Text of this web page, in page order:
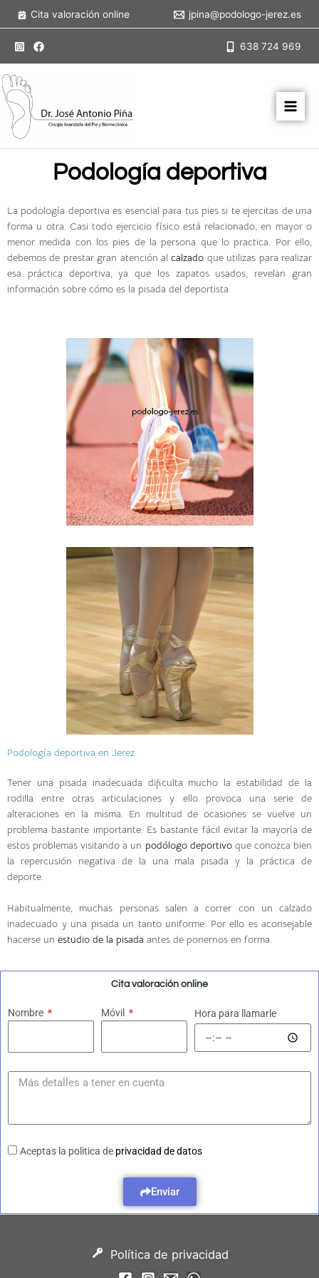
Cita valoración online jpina@podologo-jerez.es
638 724 969
Podología deportiva
La podología deportiva es esencial para tus pies si te ejercitas de una
forma u otra. Casi todo ejercicio físico está relacionado, en mayor o
menor medida con los pies de la persona que lo practica. Por ello,
debemos de prestar gran atención alcalzado que utilizas para realizar
esa práctica deportiva, ya que los zapatos usados, revelan gran
información sobre cómo es la pisada del deportista.
Podología deportiva en Jerez
Tener una pisada inadecuada dificulta mucho la estabilidad de la
rodilla entre otras articulaciones y ello provoca una serie de
alteraciones en la misma. En multitud de ocasiones se vuelve un
problema bastante importante. Es bastante fácil evitar la mayoría de
estos problemas visitando a un podólogo deportivoque conozca bien
la repercusión negativa de la una mala pisada y la práctica de
deporte.
Habitualmente, muchas personas salen a correr con un calzado
inadecuado y una pisada un tanto uniforme. Por ello es aconsejable
hacerse un estudio de la pisada antes de ponernos en forma.
Cita valoración online
Nombre Móvil Hora para llamarle
Aceptas la politica de privacidad de datos
Enviar
Política de privacidad